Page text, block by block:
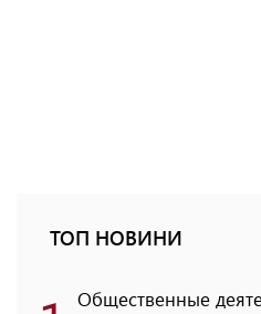
ТОП НОВИНИ
Общественные